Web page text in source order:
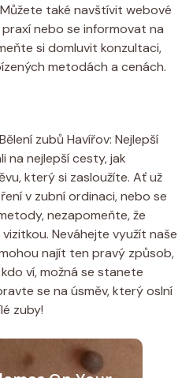
také navštívit webové
nebo se informovat na
si domluvit konzultaci,
metodách a cenách.
zubů Havířov: Nejlepší
na nejlepší cesty, jak
který si zasloužíte. Ať už
v zubní ordinaci, nebo se
nezapomeňte, že
Neváhejte využít naše
najít ten pravý způsob,
ví, možná se stanete
se na úsměv, který oslní
zuby!